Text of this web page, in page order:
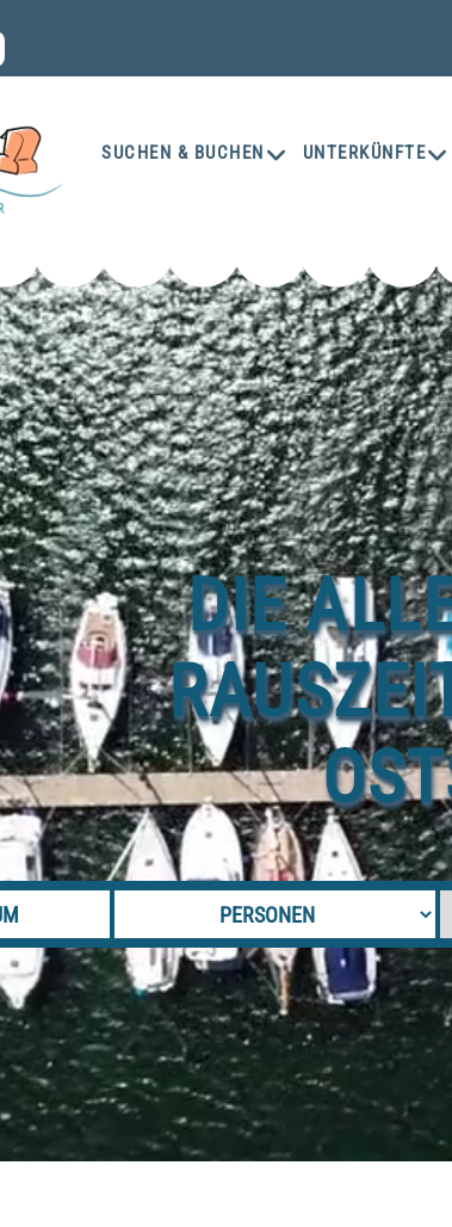
SUCHEN & BUCHEN UNTERKÜNFTE
DIE
Anzahl der